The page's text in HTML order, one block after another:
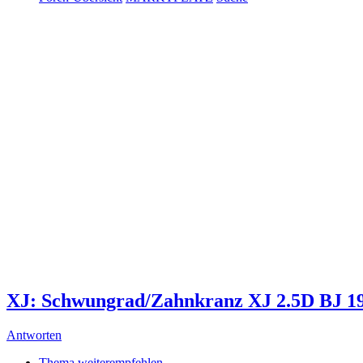
XJ: Schwungrad/Zahnkranz XJ 2.5D BJ
Antworten